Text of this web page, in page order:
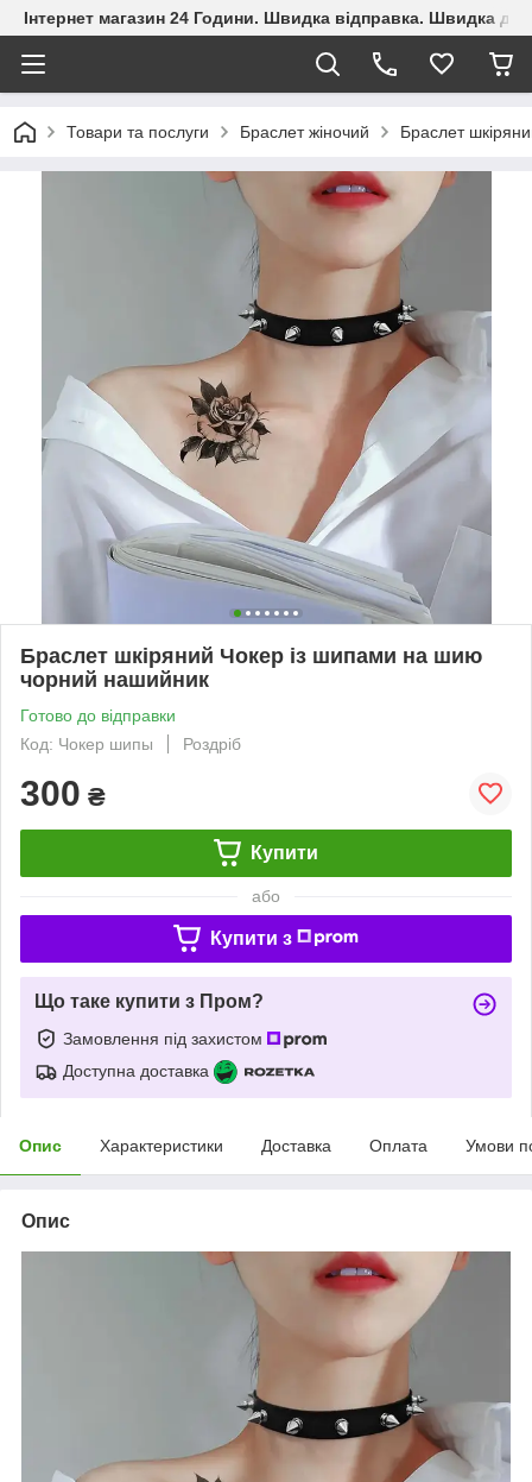
Інтернет магазин 24 Години. Швидка відправка. Швидка
Товари та послуги Браслет жіночий Браслет
Браслет шкіряний Чокер із шипами на шию
чорний нашийник
Готово до відправки
Код: Чокер шипы
Роздріб
300 ₴
Купити
або
Купити з
Що таке купити з Пром?
Замовлення під захистом
Доступна доставка
Опис Характеристики Доставка Оплата Умови
Опис